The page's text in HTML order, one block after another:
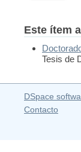
Este ítem
Tesis de
DSpace
Contacto